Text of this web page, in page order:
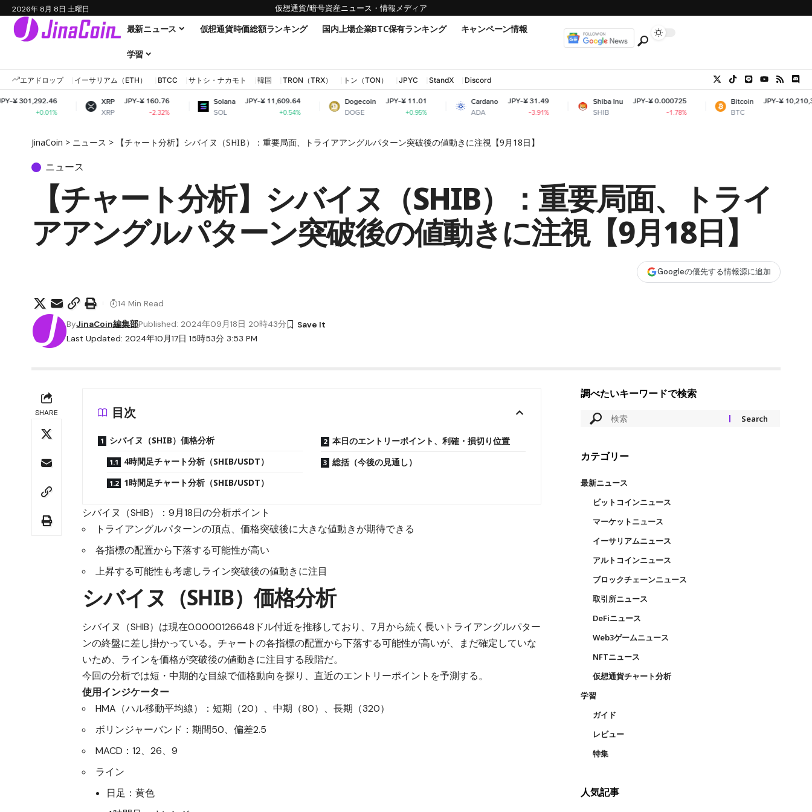
2026年 8月 8日 土曜日 仮想通貨/暗号資産ニュース・情報メディア
最新ニュース 仮想通貨時価総額ランキング 国内上場企業BTC保有ランキング キャンペーン情報
学習
エアドロップ イーサリアム（ETH） BTCC サトシ・ナカモト 韓国 TRON（TRX） トン（TON） JPYC StandX Discord
XRP
XRP
JPY-¥ 160.76
-2.32%
Solana
SOL
JPY-¥ 11,609.64
Dogecoin
DOGE
JPY-¥ 11.01
+0.95%
Cardano
ADA
JPY-¥ 31.49
-3.91%
Shiba Inu
SHIB
JPY-¥ 0.000725
Bitcoin
BTC
JPY-¥ 10,210,376.85
JinaCoin > ニュース > 【チャート分析】シバイヌ（SHIB）：重要局面、トライアアングルパターン突破後の値動きに注視【9月18日】
ニュース
【チャート分析】シバイヌ（SHIB）：重要局面、トライ
アアングルパターン突破後の値動きに注視【9月18日】
Googleの優先する情報源に追加
Last Updated: 2024年10月17日 15時53分 3:53 PM
ByJinaCoin編集部Published: 2024年09月18日 20時43分
14 Min Read
SHARE 目次
シバイヌ（SHIB）価格分析
4時間足チャート分析（SHIB/USDT）
1時間足チャート分析（SHIB/USDT）
本日のエントリーポイント、利確・損切り位置
総括（今後の見通し）
シバイヌ（SHIB）：9月18日の分析ポイント
トライアングルパターンの頂点、価格突破後に大きな値動きが期待できる
各指標の配置から下落する可能性が高い
上昇する可能性も考慮しライン突破後の値動きに注目
シバイヌ（SHIB）価格分析
シバイヌ（SHIB）は現在0.0000126648ドル付近を推移しており、7月から続く長いトライアングルパター
ンの終盤に差し掛かっている。チャートの各指標の配置から下落する可能性が高いが、まだ確定していな
いため、ラインを価格が突破後の値動きに注目する段階だ。
今回の分析では短・中期的な目線で価格動向を探り、直近のエントリーポイントを予測する。
使用インジケーター
HMA（ハル移動平均線）：短期（20）、中期（80）、長期（320）
ボリンジャーバンド：期間50、偏差2.5
MACD：12、26、9
ライン
日足：黄色
調べたいキーワードで検索
カテゴリー
最新ニュース
ビットコインニュース
マーケットニュース
イーサリアムニュース
アルトコインニュース
ブロックチェーンニュース
取引所ニュース
DeFiニュース
Web3ゲームニュース
NFTニュース
仮想通貨チャート分析
学習
ガイド
レビュー
特集
人気記事